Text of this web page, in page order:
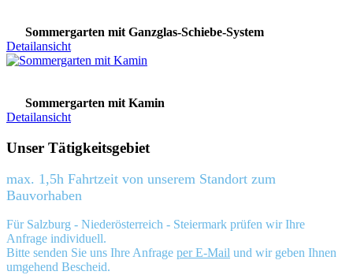
Sommergarten mit Ganzglas-Schiebe-System
Detailansicht
Sommergarten mit Kamin
Detailansicht
Unser Tätigkeitsgebiet
max. 1,5h Fahrtzeit von unserem Standort zum
Bauvorhaben
Für Salzburg - Niederösterreich - Steiermark prüfen wir Ihre
Anfrage individuell.
Bitte senden Sie uns Ihre Anfrage per E-Mail und wir geben Ihnen
umgehend Bescheid.